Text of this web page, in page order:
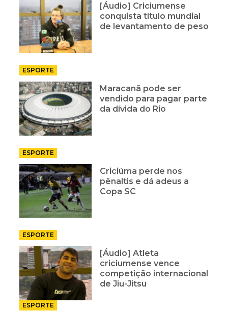
[Áudio] Criciumense
conquista título mundial
de levantamento de peso
ESPORTE
Maracanã pode ser
vendido para pagar parte
da dívida do Rio
ESPORTE
Criciúma perde nos
pênaltis e dá adeus a
Copa SC
ESPORTE
[Áudio] Atleta
criciumense vence
competição internacional
de Jiu-Jitsu
ESPORTE